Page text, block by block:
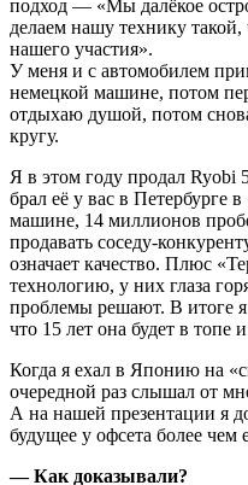
подход — «Мы далёкое
делаем нашу технику такой,
нашего участия».
У меня и с автомобилем
немецкой машине, потом
отдыхаю душой, потом
кругу.
Я в этом году продал Ryobi
брал её у вас в Петербурге
машине, 14 миллионов
продавать соседу-
означает качество. Плюс
технологию, у них глаза
проблемы решают. В итоге
что 15 лет она будет в топе
Когда я ехал в Японию на
очередной раз слышал от
А на нашей презентации я
будущее у офсета более чем
— Как доказывали?